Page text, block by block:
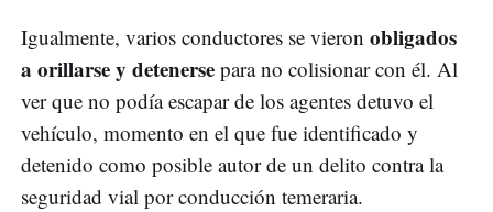
Igualmente, varios conductores se vieron obligados
a orillarse y detenerse para no colisionar con él. Al
ver que no podía escapar de los agentes detuvo el
vehículo, momento en el que fue identificado y
detenido como posible autor de un delito contra la
seguridad vial por conducción temeraria.